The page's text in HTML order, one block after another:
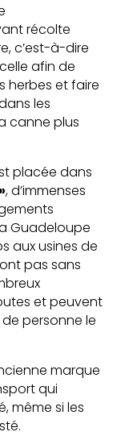
récolte
c’est-à-dire
afin de
herbes et faire
les
canne plus
placée dans
, d’immenses
Guadeloupe
aux usines de
pas sans
et peuvent
personne le
marque
qui
même si les